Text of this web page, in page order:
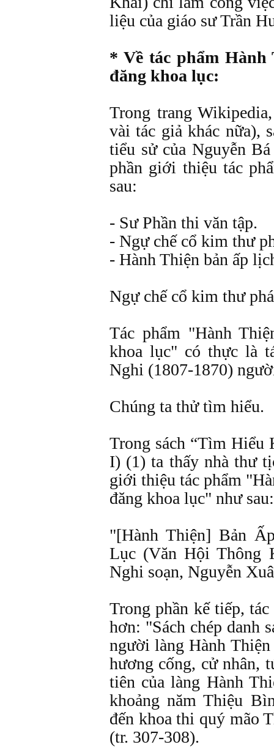
liệu của giáo sư Trần
* Về tác phẩm
đăng khoa lục:
Trong trang
vài tác giả khác nữa),
tiểu sử của Nguyễn
phần giới thiệu tác
sau:
- Sư Phần thi văn tập.
- Ngự chế cổ kim thư
- Hành Thiện bản ấp
Ngự chế cổ kim thư
Tác phẩm "Hành
khoa lục" có thực là
Nghi (1807-1870)
Chúng ta thử tìm hiểu.
Trong sách “Tìm Hiểu
I) (1) ta thấy nhà thư
giới thiệu tác phẩm
đăng khoa lục" như sau:
"[Hành Thiện] Bản
Lục (Văn Hội Thông
Nghi soạn, Nguyễn
Trong phần kế tiếp,
hơn: "Sách chép danh
người làng Hành
hương cống, cử nhân,
tiên của làng Hành
khoảng năm Thiệu
đến khoa thi quý mão
(tr. 307-308).